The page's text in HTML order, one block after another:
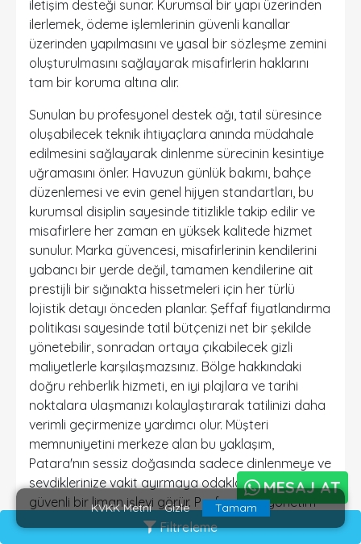
Filtreleme
iletişim desteği sunar. Kurumsal bir yapı üzerinden
ilerlemek, ödeme işlemlerinin güvenli kanallar
üzerinden yapılmasını ve yasal bir sözleşme zemini
oluşturulmasını sağlayarak misafirlerin haklarını
tam bir koruma altına alır.
Sunulan bu profesyonel destek ağı, tatil süresince
oluşabilecek teknik ihtiyaçlara anında müdahale
edilmesini sağlayarak dinlenme sürecinin kesintiye
uğramasını önler. Havuzun günlük bakımı, bahçe
düzenlemesi ve evin genel hijyen standartları, bu
kurumsal disiplin sayesinde titizlikle takip edilir ve
misafirlere her zaman en yüksek kalitede hizmet
sunulur. Marka güvencesi, misafirlerinin kendilerini
yabancı bir yerde değil, tamamen kendilerine ait
prestijli bir sığınakta hissetmeleri için her türlü
lojistik detayı önceden planlar. Şeffaf fiyatlandırma
politikası sayesinde tatil bütçenizi net bir şekilde
yönetebilir, sonradan ortaya çıkabilecek gizli
maliyetlerle karşılaşmazsınız. Bölge hakkındaki
doğru rehberlik hizmeti, en iyi plajlara ve tarihi
noktalara ulaşmanızı kolaylaştırarak tatilinizi daha
verimli geçirmenize yardımcı olur. Müşteri
memnuniyetini merkeze alan bu yaklaşım,
Patara'nın sessiz doğasında sadece dinlenmeye ve
sevdiklerinize vakit ayırmaya odaklanmanız için
güvenli bir liman işlevi görür. Profesyonel yönetim
anlayışı, konaklama boyunca ihtiyacınız olan her
MESAJ AT
KVKK Metni Gizle Tamam